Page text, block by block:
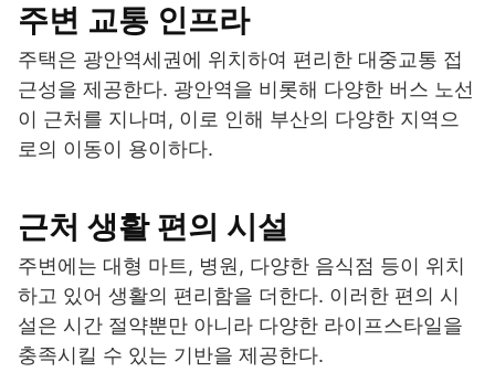
주변 교통 인프라
주택은 광안역세권에 위치하여 편리한 대중교통 접
근성을 제공한다. 광안역을 비롯해 다양한 버스 노선
이 근처를 지나며, 이로 인해 부산의 다양한 지역으
로의 이동이 용이하다.
근처 생활 편의 시설
주변에는 대형 마트, 병원, 다양한 음식점 등이 위치
하고 있어 생활의 편리함을 더한다. 이러한 편의 시
설은 시간 절약뿐만 아니라 다양한 라이프스타일을
충족시킬 수 있는 기반을 제공한다.